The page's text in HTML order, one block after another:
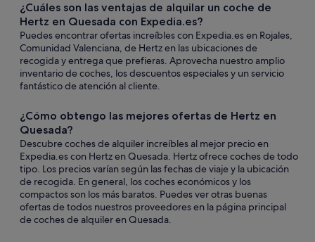
¿Cuáles son las ventajas de alquilar un coche de
Hertz en Quesada con Expedia.es?
Puedes encontrar ofertas increíbles con Expedia.es en Rojales,
Comunidad Valenciana, de Hertz en las ubicaciones de
recogida y entrega que prefieras. Aprovecha nuestro amplio
inventario de coches, los descuentos especiales y un servicio
fantástico de atención al cliente.
¿Cómo obtengo las mejores ofertas de Hertz en
Quesada?
Descubre coches de alquiler increíbles al mejor precio en
Expedia.es con Hertz en Quesada. Hertz ofrece coches de todo
tipo. Los precios varían según las fechas de viaje y la ubicación
de recogida. En general, los coches económicos y los
compactos son los más baratos. Puedes ver otras buenas
ofertas de todos nuestros proveedores en la página principal
de coches de alquiler en Quesada.